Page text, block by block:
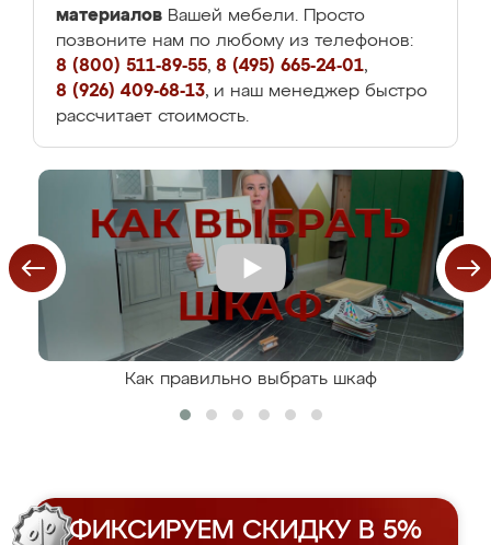
материалов Вашей мебели. Просто
позвоните нам по любому из телефонов:
8 (800) 511-89-55, 8 (495) 665-24-01,
8 (926) 409-68-13, и наш менеджер быстро
рассчитает стоимость.
Как правильно выбрать шкаф
ФИКСИРУЕМ СКИДКУ В 5%